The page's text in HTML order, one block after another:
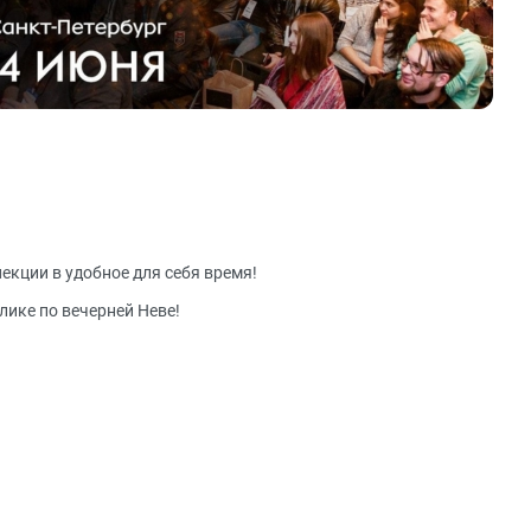
в удобное для себя время!
по вечерней Неве!